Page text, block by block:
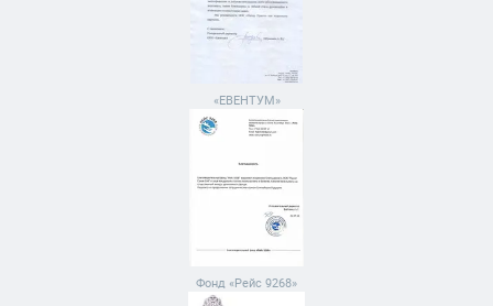
«ЕВЕНТУМ»
Фонд «Рейс 9268»